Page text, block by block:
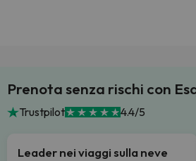
Prenota senza rischi con
Trustpilot 4.4/5
Leader nei viaggi sulla neve